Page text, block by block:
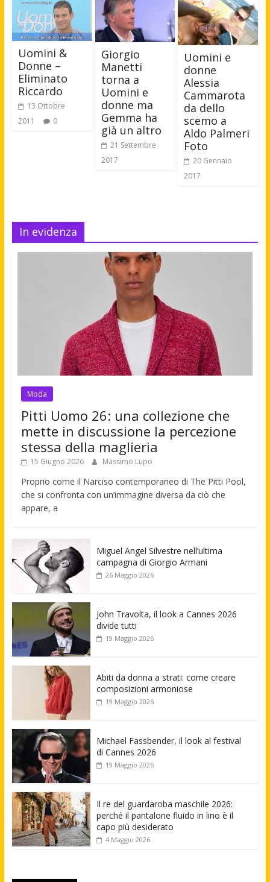
Uomini &
Donne –
Eliminato
Riccardo
13 Ottobre
2011
0
Giorgio
Manetti
torna a
Uomini e
donne ma
Gemma ha
già un altro
21 Settembre
2017
Uomini e
donne
Alessia
Cammarota
da dello
scemo a
Aldo Palmeri
Foto
20 Gennaio
2017
In evidenza
Moda
Pitti Uomo 26: una collezione che
mette in discussione la percezione
stessa della maglieria
15 Giugno 2026 Massimo Lupo
Proprio come il Narciso contemporaneo di The Pitti Pool,
che si confronta con un’immagine diversa da ciò che
appare, a
Miguel Angel Silvestre nell’ultima
campagna di Giorgio Armani
26 Maggio 2026
John Travolta, il look a Cannes 2026
divide tutti
19 Maggio 2026
Abiti da donna a strati: come creare
composizioni armoniose
19 Maggio 2026
Michael Fassbender, il look al festival
di Cannes 2026
19 Maggio 2026
Il re del guardaroba maschile 2026:
perché il pantalone fluido in lino è il
capo più desiderato
4 Maggio 2026